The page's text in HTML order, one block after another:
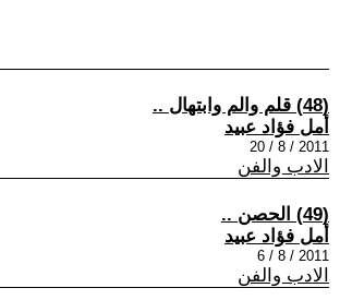
(48) قلم والم وابتهال ..
أمل فؤاد عبيد
2011 / 8 / 20
الادب والفن
(49) الحصن ..
أمل فؤاد عبيد
2011 / 8 / 6
الادب والفن